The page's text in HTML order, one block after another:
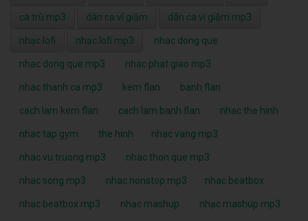
ca trù mp3 dân ca ví giặm dân ca ví giặm mp3
nhạc lofi nhạc lofi mp3 nhac dong que
nhac dong que mp3 nhac phat giao mp3
nhac thanh ca mp3 kem flan banh flan
cach lam kem flan cach lam banh flan nhac the hinh
nhac tap gym the hinh nhac vang mp3
nhac vu truong mp3 nhac thon que mp3
nhac song mp3 nhac nonstop mp3 nhac beatbox
nhac beatbox mp3 nhạc mashup nhạc mashup mp3